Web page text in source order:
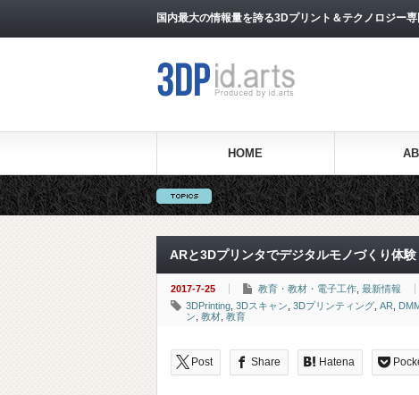
国内最大の情報量を誇る3Dプリント＆テクノロジー
HOME
ARと3Dプリンタでデジタルモノづくり体験
2017-7-25 教育・教材・電子工作 最新情報
3DPrinting 3Dスキャン 3Dプリンティング AR
ン 教材 教育
Post Share Hatena